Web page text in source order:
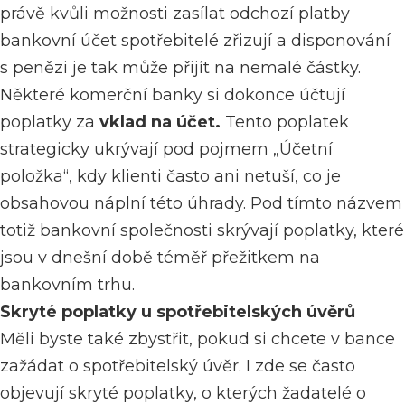
právě kvůli možnosti zasílat odchozí platby
bankovní účet spotřebitelé zřizují a disponování
s penězi je tak může přijít na nemalé částky.
Některé komerční banky si dokonce účtují
poplatky za vklad na účet. Tento poplatek
strategicky ukrývají pod pojmem „Účetní
položka“, kdy klienti často ani netuší, co je
obsahovou náplní této úhrady. Pod tímto názvem
totiž bankovní společnosti skrývají poplatky, které
jsou v dnešní době téměř přežitkem na
bankovním trhu.
Skryté poplatky u spotřebitelských úvěrů
Měli byste také zbystřit, pokud si chcete v bance
zažádat o spotřebitelský úvěr. I zde se často
objevují skryté poplatky, o kterých žadatelé o